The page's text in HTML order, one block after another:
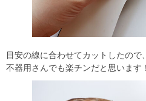
目安の線に合わせてカットしたので
不器用さんでも楽チンだと思います！